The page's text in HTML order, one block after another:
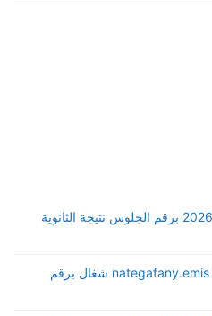
معرفة نتيجة الصف الثالث الثانوي 2026 برقم الجلوس نتيجة الثانوية
رابط نتيجة الدبلومات الفنية 2026 nategafany.emis شغال برقم